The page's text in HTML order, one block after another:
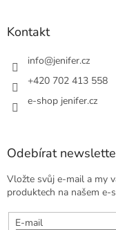
Kontakt
info@jenifer.cz
+420 702 413 558
e-shop jenifer.cz
Odebírat
Vložte svůj e-mail a my
produktech na našem e-
E-mail